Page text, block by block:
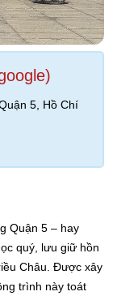
5, Hồ Chí
Quận 5 – hay
quý, lưu giữ hồn
Châu. Được xây
trình này toát